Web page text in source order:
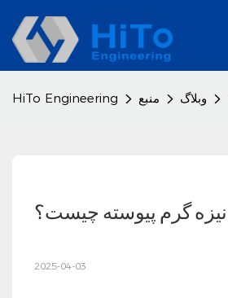
HiTo Engineering منبع وبلاگ
گرم پیوسته چیست؟
2025-04-03